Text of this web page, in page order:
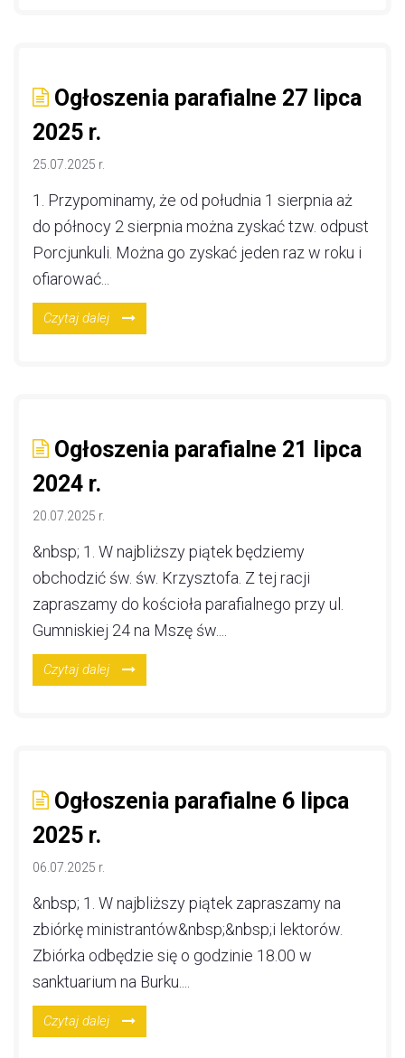
Ogłoszenia parafialne 27 lipca
2025 r.
25.07.2025 r.
1. Przypominamy, że od południa 1 sierpnia aż
do północy 2 sierpnia można zyskać tzw. odpust
Porcjunkuli. Można go zyskać jeden raz w roku i
ofiarować...
Czytaj dalej
Ogłoszenia parafialne 21 lipca
2024 r.
20.07.2025 r.
&nbsp; 1. W najbliższy piątek będziemy
obchodzić św. św. Krzysztofa. Z tej racji
zapraszamy do kościoła parafialnego przy ul.
Gumniskiej 24 na Mszę św....
Czytaj dalej
Ogłoszenia parafialne 6 lipca
2025 r.
06.07.2025 r.
&nbsp; 1. W najbliższy piątek zapraszamy na
zbiórkę ministrantów&nbsp;&nbsp;i lektorów.
Zbiórka odbędzie się o godzinie 18.00 w
sanktuarium na Burku....
Czytaj dalej